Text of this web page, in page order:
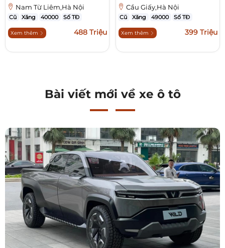
Nam Từ Liêm,Hà Nội
Cũ Xăng 40000 Số TĐ
Xem thêm 488 Triệu
Cầu Giấy,Hà Nội
Cũ Xăng 49000 Số TĐ
Xem thêm 399 Triệu
Bài viết mới về xe ô tô